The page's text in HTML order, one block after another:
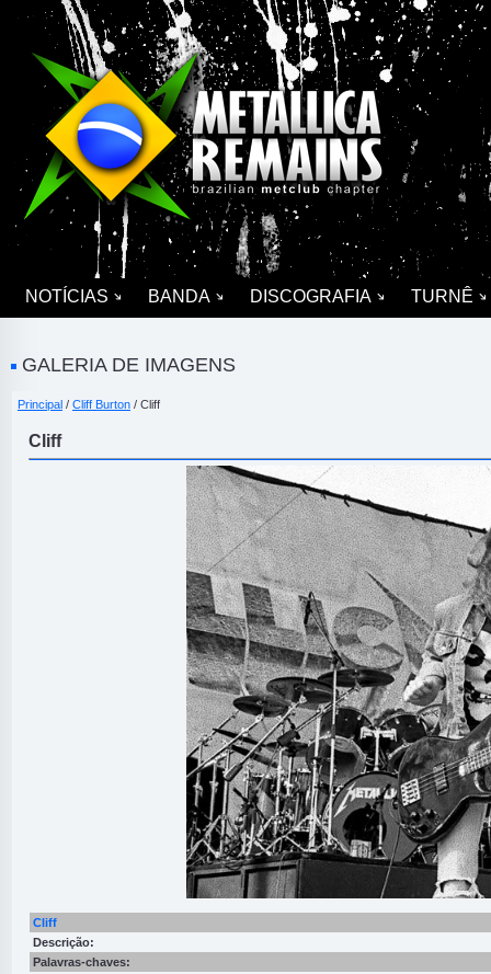
NOTÍCIAS BANDA DISCOGRAFIA TURNÊ
GALERIA DE IMAGENS
Principal / Cliff Burton / Cliff
Cliff
Cliff
Descrição:
Palavras-chaves: